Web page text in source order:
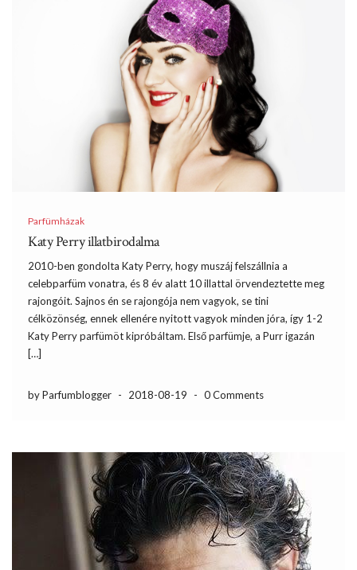
Parfümházak
Katy Perry illatbirodalma
2010-ben gondolta Katy Perry, hogy muszáj felszállnia a
celebparfüm vonatra, és 8 év alatt 10 illattal örvendeztette meg
rajongóit. Sajnos én se rajongója nem vagyok, se tini
célközönség, ennek ellenére nyitott vagyok minden jóra, így 1-2
Katy Perry parfümöt kipróbáltam. Első parfümje, a Purr igazán
[…]
by Parfumblogger - 2018-08-19 - 0 Comments